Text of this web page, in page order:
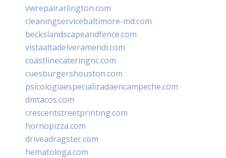
vwrepairarlington.com
cleaningservicebaltimore-md.com
beckslandscapeandfence.com
vistaaltadelveramendi.com
coastlinecateringnc.com
cuesburgershouston.com
psicologiaespecializadaencampeche.com
dmtacos.com
crescentstreetprinting.com
hornopizza.com
driveadragster.com
hematologa.com